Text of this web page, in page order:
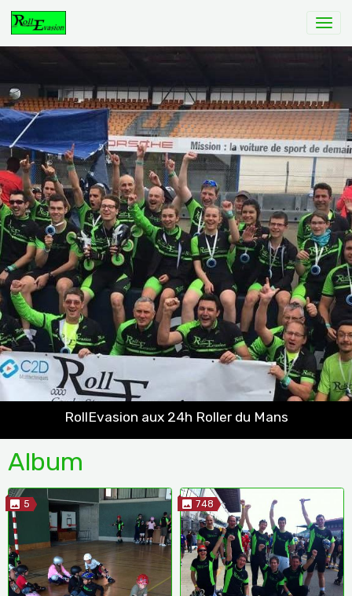
RollEvasion aux 24h Roller du Mans
Album
5 748